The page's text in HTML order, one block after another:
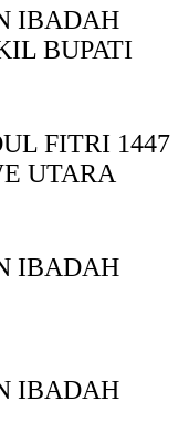
IBADAH
BUPATI
FITRI 1447
UTARA
IBADAH
IBADAH